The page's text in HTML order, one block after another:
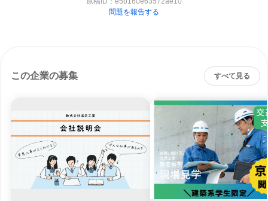
問題を報告する
この企業の募集 すべて見る